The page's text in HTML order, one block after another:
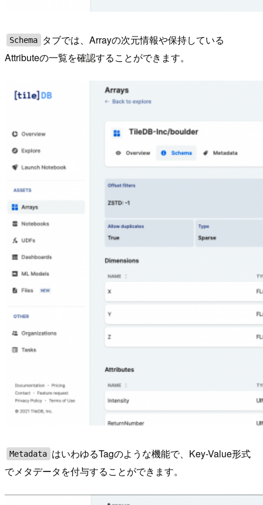
Schema
タブでは、Arrayの次元情報や保持している
Attributeの一覧を確認することができます。
Metadata はいわゆるTagのような機能で、Key-Value形式
でメタデータを付与することができます。